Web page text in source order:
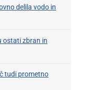
delila vodo in
ostati zbran in
tudi prometno